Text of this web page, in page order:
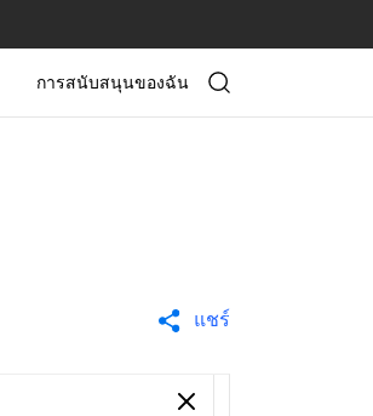
การสนับสนุนของฉัน
แชร์